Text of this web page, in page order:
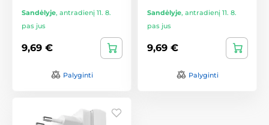
Sandėlyje, antradienį 11. 8.
pas jus
9,69 €
Palyginti
Sandėlyje, antradienį 11. 8.
pas jus
9,69 €
Palyginti